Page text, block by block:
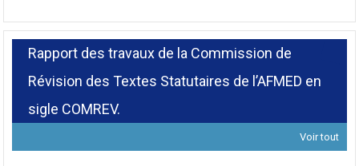
Rapport des travaux de la Commission de
Révision des Textes Statutaires de l’AFMED en
sigle COMREV.
Voir tout